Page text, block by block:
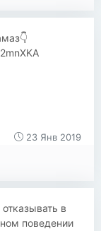
23 Янв 2019
в
поведении